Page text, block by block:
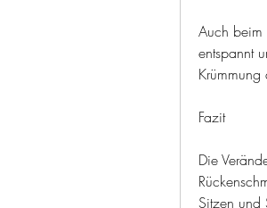
Auch beim
entspannt
Fazit
Die
Sitzen und